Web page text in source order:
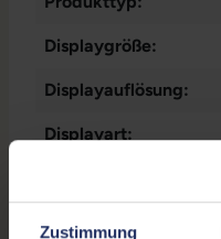
Zustimmung
Displaygröße:
Displayauflösung:
Displayart: